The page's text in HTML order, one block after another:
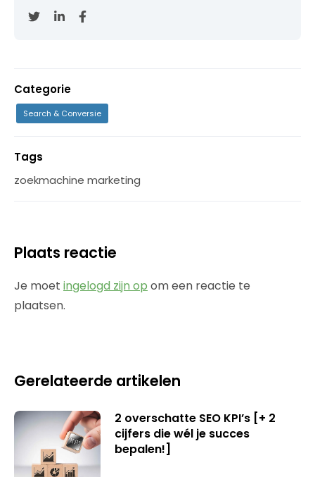
Categorie
Search & Conversie
Tags
zoekmachine marketing
Plaats reactie
Je moet ingelogd zijn op om een reactie te
plaatsen.
Gerelateerde artikelen
2 overschatte SEO KPI’s [+ 2
cijfers die wél je succes
bepalen!]